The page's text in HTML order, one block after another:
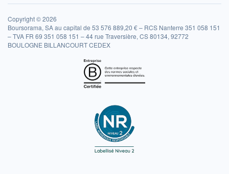
Copyright © 2026
Boursorama, SA au capital de 53 576 889,20 € – RCS Nanterre 351 058 151
– TVA FR 69 351 058 151 – 44 rue Traversière, CS 80134, 92772
BOULOGNE BILLANCOURT CEDEX